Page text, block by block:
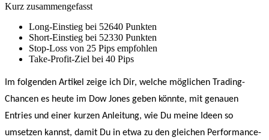
Kurz zusammengefasst
Long-Einstieg bei 52640 Punkten
Short-Einstieg bei 52330 Punkten
Stop-Loss von 25 Pips empfohlen
Take-Profit-Ziel bei 40 Pips
Im folgenden Artikel zeige ich Dir, welche möglichen Trading-
Chancen es heute im Dow Jones geben könnte, mit genauen
Entries und einer kurzen Anleitung, wie Du meine Ideen so
umsetzen kannst, damit Du in etwa zu den gleichen Performance-